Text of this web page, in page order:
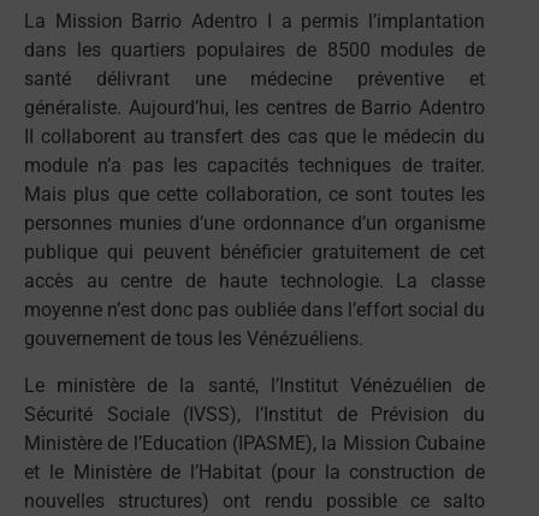
La Mission Barrio Adentro I a permis l’implantation
dans les quartiers populaires de 8500 modules de
santé délivrant une médecine préventive et
généraliste. Aujourd’hui, les centres de Barrio Adentro
II collaborent au transfert des cas que le médecin du
module n’a pas les capacités techniques de traiter.
Mais plus que cette collaboration, ce sont toutes les
personnes munies d’une ordonnance d’un organisme
publique qui peuvent bénéficier gratuitement de cet
accès au centre de haute technologie. La classe
moyenne n’est donc pas oubliée dans l’effort social du
gouvernement de tous les Vénézuéliens.
Le ministère de la santé, l’Institut Vénézuélien de
Sécurité Sociale (IVSS), l’Institut de Prévision du
Ministère de l’Education (IPASME), la Mission Cubaine
et le Ministère de l’Habitat (pour la construction de
nouvelles structures) ont rendu possible ce salto